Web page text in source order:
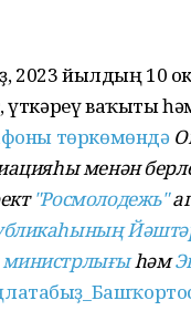
2023 йылдың 10
үткәреү ваҡыты
төркөмөндә
менән
"Росмолодежь"
һәм